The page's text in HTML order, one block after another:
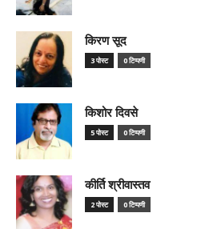
किरण सूद
3 पोस्ट 0 टिप्पणी
किशोर दिवसे
5 पोस्ट 0 टिप्पणी
कीर्ति श्रीवास्तव
2 पोस्ट 0 टिप्पणी